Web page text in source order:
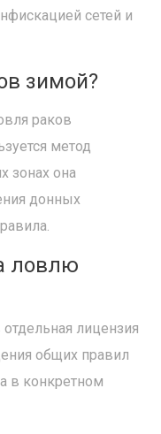
сетей и
зимой?
раков
метод
зонах она
донных
ловлю
лицензия
общих правил
в конкретном